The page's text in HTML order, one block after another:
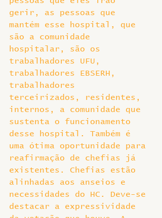
gerir, as pessoas que
mantém esse hospital, que
são a comunidade
hospitalar, são os
trabalhadores UFU,
trabalhadores EBSERH,
trabalhadores
terceirizados, residentes,
internos, a comunidade que
sustenta o funcionamento
desse hospital. Também é
uma ótima oportunidade para
reafirmação de chefias já
existentes. Chefias estão
alinhadas aos anseios e
necessidades do HC. Deve-se
destacar a expressividade